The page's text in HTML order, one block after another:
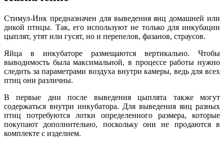
Стимул-Инк предназначен для выведения яиц домашней или
дикой птицы. Так, его используют не только для инкубации
цыплят, утят или гусят, но и перепелов, фазанов, страусов.
Яйца в инкубаторе размещаются вертикально. Чтобы
выводимость была максимальной, в процессе работы нужно
следить за параметрами воздуха внутри камеры, ведь для всех
птиц они различны.
В первые дни после выведения цыплята также могут
содержаться внутри инкубатора. Для выведения яиц разных
птиц потребуются лотки определенного размера, которые
покупают дополнительно, поскольку они не продаются в
комплекте с изделием.